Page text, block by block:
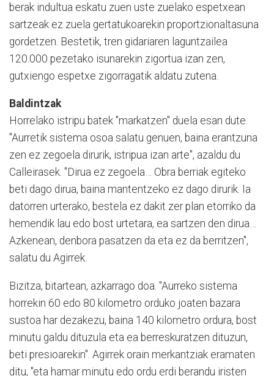
berak indultua eskatu zuen uste zuelako espetxean
sartzeak ez zuela gertatukoarekin proportzionaltasuna
gordetzen. Bestetik, tren gidariaren laguntzailea
120.000 pezetako isunarekin zigortua izan zen,
gutxiengo espetxe zigorragatik aldatu zutena.
Baldintzak
Horrelako istripu batek "markatzen" duela esan dute.
"Aurretik sistema osoa salatu genuen, baina erantzuna
zen ez zegoela dirurik, istripua izan arte", azaldu du
Calleirasek. "Dirua ez zegoela… Obra berriak egiteko
beti dago dirua, baina mantentzeko ez dago dirurik. Ia
datorren urterako, bestela ez dakit zer plan etorriko da
hemendik lau edo bost urtetara, ea sartzen den dirua…
Azkenean, denbora pasatzen da eta ez da berritzen",
salatu du Agirrek.
Bizitza, bitartean, azkarrago doa. "Aurreko sistema
horrekin 60 edo 80 kilometro orduko joaten bazara
sustoa har dezakezu, baina 140 kilometro ordura, bost
minutu galdu dituzula eta ea berreskuratzen dituzun,
beti presioarekin". Agirrek orain merkantziak eramaten
ditu, "eta hamar minutu edo ordu erdi berandu iristen